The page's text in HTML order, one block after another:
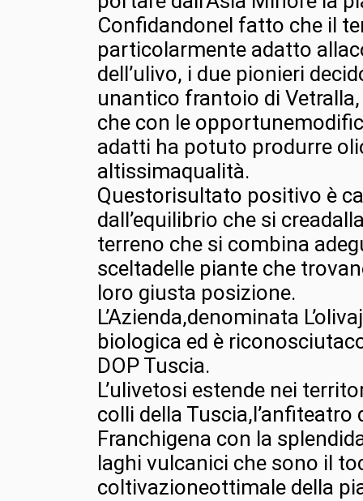
Confidandonel fatto che il
particolarmente adatto
dell’ulivo, i due pionieri
unantico frantoio di
che con le
adatti ha potuto produrre
altissimaqualità.
Questorisultato positivo è
dall’equilibrio che si
terreno che si combina
sceltadelle piante che
loro giusta posizione.
L’Azienda,denominata
biologica ed è
DOP Tuscia.
L’ulivetosi estende nei
colli della Tuscia,l’anfiteatro
Franchigena con la
laghi vulcanici che sono il
coltivazioneottimale della